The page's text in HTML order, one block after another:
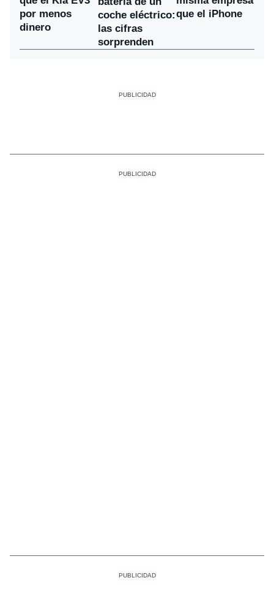
por menos
dinero
coche eléctrico:
las cifras
sorprenden
que el iPhone